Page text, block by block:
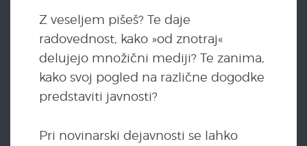
Z veseljem pišeš? Te daje
radovednost, kako »od znotraj«
delujejo množični mediji? Te zanima,
kako svoj pogled na različne dogodke
predstaviti javnosti?
Pri novinarski dejavnosti se lahko